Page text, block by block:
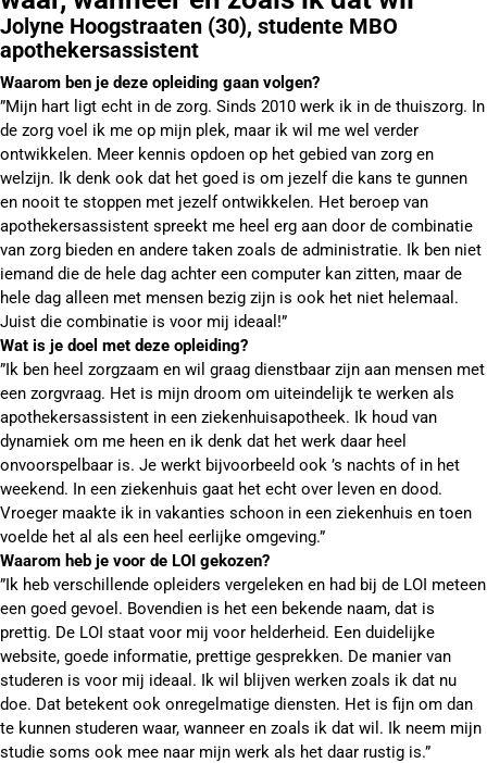
Jolyne Hoogstraaten (30), studente MBO
apothekersassistent
Waarom ben je deze opleiding gaan volgen?
”Mijn hart ligt echt in de zorg. Sinds 2010 werk ik in de thuiszorg. In
de zorg voel ik me op mijn plek, maar ik wil me wel verder
ontwikkelen. Meer kennis opdoen op het gebied van zorg en
welzijn. Ik denk ook dat het goed is om jezelf die kans te gunnen
en nooit te stoppen met jezelf ontwikkelen. Het beroep van
apothekersassistent spreekt me heel erg aan door de combinatie
van zorg bieden en andere taken zoals de administratie. Ik ben niet
iemand die de hele dag achter een computer kan zitten, maar de
hele dag alleen met mensen bezig zijn is ook het niet helemaal.
Juist die combinatie is voor mij ideaal!”
Wat is je doel met deze opleiding?
”Ik ben heel zorgzaam en wil graag dienstbaar zijn aan mensen met
een zorgvraag. Het is mijn droom om uiteindelijk te werken als
apothekersassistent in een ziekenhuisapotheek. Ik houd van
dynamiek om me heen en ik denk dat het werk daar heel
onvoorspelbaar is. Je werkt bijvoorbeeld ook ’s nachts of in het
weekend. In een ziekenhuis gaat het echt over leven en dood.
Vroeger maakte ik in vakanties schoon in een ziekenhuis en toen
voelde het al als een heel eerlijke omgeving.”
Waarom heb je voor de LOI gekozen?
”Ik heb verschillende opleiders vergeleken en had bij de LOI meteen
een goed gevoel. Bovendien is het een bekende naam, dat is
prettig. De LOI staat voor mij voor helderheid. Een duidelijke
website, goede informatie, prettige gesprekken. De manier van
studeren is voor mij ideaal. Ik wil blijven werken zoals ik dat nu
doe. Dat betekent ook onregelmatige diensten. Het is fijn om dan
te kunnen studeren waar, wanneer en zoals ik dat wil. Ik neem mijn
studie soms ook mee naar mijn werk als het daar rustig is.”